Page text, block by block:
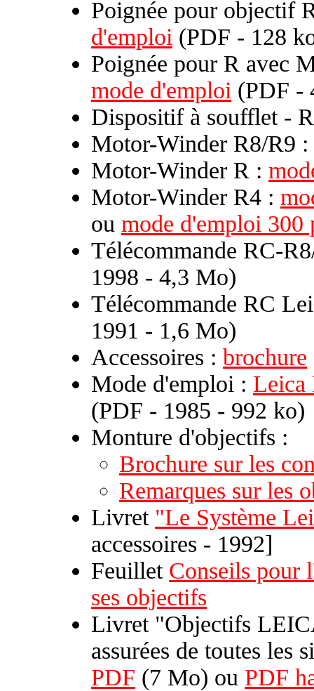
Poignée pour objectif
d'emploi (PDF - 128
Poignée pour R avec
mode d'emploi (PDF -
Dispositif à soufflet -
Motor-Winder R8/R9 :
Motor-Winder R :
Motor-Winder R4 :
ou mode d'emploi 300
Télécommande RC-
1998 - 4,3 Mo)
Télécommande RC
1991 - 1,6 Mo)
Accessoires : brochure
Mode d'emploi : Leica
(PDF - 1985 - 992 ko)
Monture d'objectifs :
Brochure sur les
Remarques sur les
Livret "Le Système
accessoires - 1992]
Feuillet Conseils pour
ses objectifs
Livret "Objectifs
assurées de toutes les
PDF (7 Mo) ou PDF